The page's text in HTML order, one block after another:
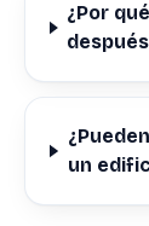
¿Por
un